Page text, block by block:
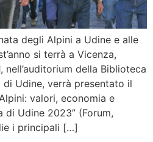
degli Alpini a Udine e alle
si terrà a Vicenza,
nell’auditorium della Biblioteca
di Udine, verrà presentato il
valori, economia e
di Udine 2023” (Forum,
i principali […]